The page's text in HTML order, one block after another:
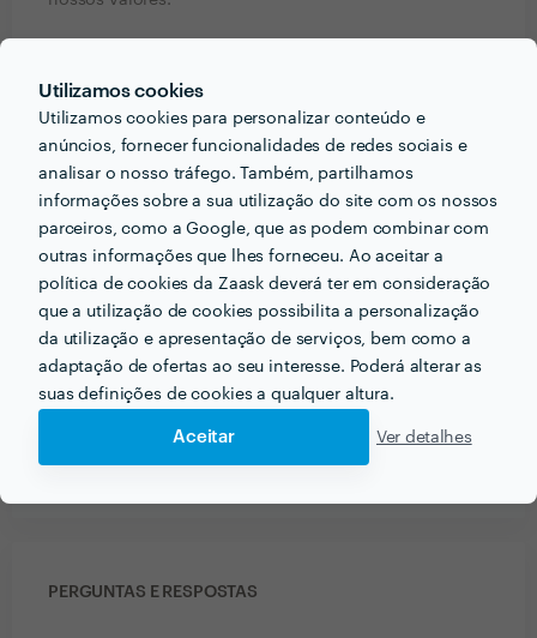
Utilizamos cookies
Utilizamos cookies para personalizar conteúdo e
anúncios, fornecer funcionalidades de redes sociais e
analisar o nosso tráfego. Também, partilhamos
informações sobre a sua utilização do site com os nossos
parceiros, como a Google, que as podem combinar com
outras informações que lhes forneceu. Ao aceitar a
política de cookies da Zaask deverá ter em consideração
que a utilização de cookies possibilita a personalização
da utilização e apresentação de serviços, bem como a
adaptação de ofertas ao seu interesse. Poderá alterar as
suas definições de cookies a qualquer altura.
Aceitar Ver detalhes
Pedir orçamentos Contactar profissional
Verificar disponibilidade
Informação validada
perm_identity Dados de identificação
credit_card NIF
place Morada
PERGUNTAS E RESPOSTAS